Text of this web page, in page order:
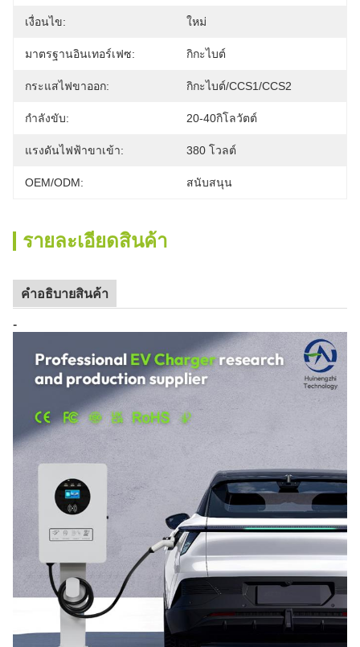
เงื่อนไข: ใหม่
มาตรฐานอินเทอร์เฟซ: กิกะไบต์
กระแสไฟขาออก: กิกะไบต์/CCS1/CCS2
กำลังขับ: 20-40กิโลวัตต์
แรงดันไฟฟ้าขาเข้า: 380 โวลต์
OEM/ODM: สนับสนุน
รายละเอียดสินค้า
คําอธิบายสินค้า
-